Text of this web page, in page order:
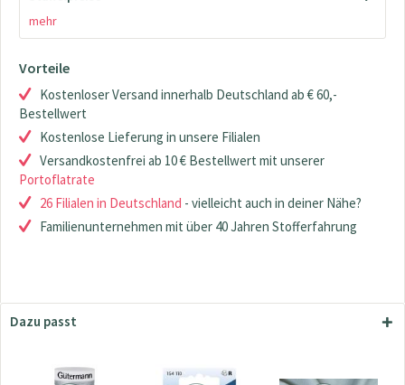
mehr
Vorteile
Kostenloser Versand innerhalb Deutschland ab € 60,-
Bestellwert
Kostenlose Lieferung in unsere Filialen
Versandkostenfrei ab 10 € Bestellwert mit unserer
Portoflatrate
26 Filialen in Deutschland - vielleicht auch in deiner Nähe?
Familienunternehmen mit über 40 Jahren Stofferfahrung
Dazu passt